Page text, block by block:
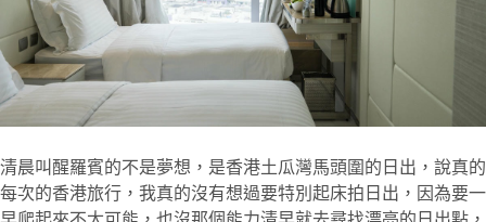
清晨叫醒羅賓的不是夢想，是香港土瓜灣馬頭圍的日出，說真的
每次的香港旅行，我真的沒有想過要特別起床拍日出，因為要一